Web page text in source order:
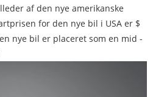
af den nye amerikanske
for den nye bil i USA er $
nye bil er placeret som en mid -